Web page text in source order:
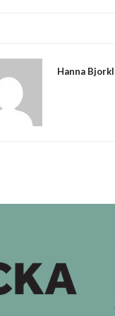
Hanna